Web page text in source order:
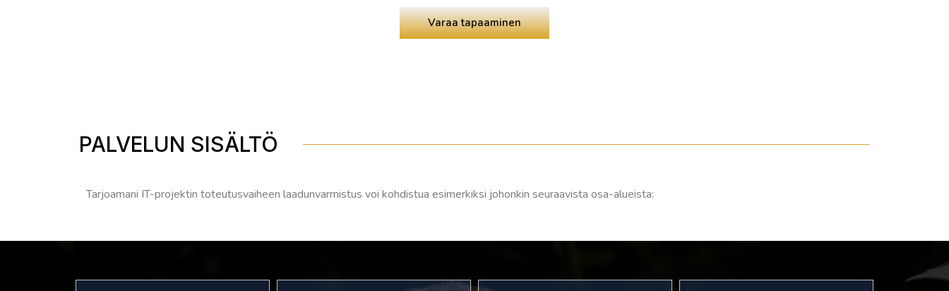
Varaa tapaaminen
PALVELUN SISÄLTÖ
Tarjoamani IT-projektin toteutusvaiheen laadunvarmistus voi kohdistua esimerkiksi johonkin seuraavista osa-alueista: